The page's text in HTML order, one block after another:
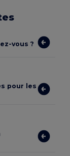
vous ?
pour les